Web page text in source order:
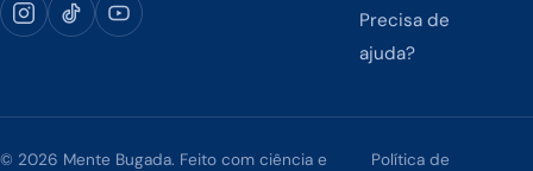
Precisa de
ajuda?
© 2026 Mente Bugada. Feito com ciência e
Política de